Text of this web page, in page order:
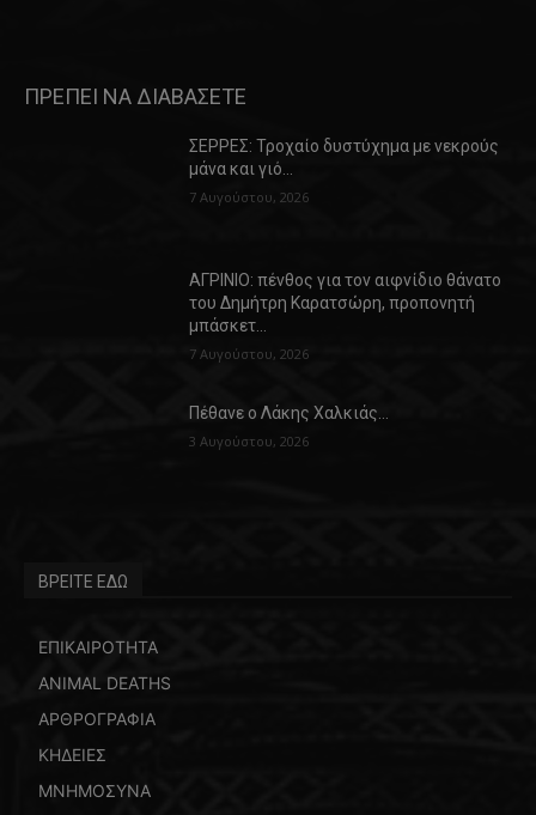
ΠΡΕΠΕΙ ΝΑ ΔΙΑΒΑΣΕΤΕ
ΣΕΡΡΕΣ: Τροχαίο δυστύχημα με νεκρούς
μάνα και γιό…
7 Αυγούστου, 2026
ΑΓΡΙΝΙΟ: πένθος για τον αιφνίδιο θάνατο
του Δημήτρη Καρατσώρη, προπονητή
μπάσκετ…
7 Αυγούστου, 2026
Πέθανε ο Λάκης Χαλκιάς…
3 Αυγούστου, 2026
ΒΡΕΙΤΕ ΕΔΩ
ΕΠΙΚΑΙΡΟΤΗΤΑ
ANIMAL DEATHS
ΑΡΘΡΟΓΡΑΦΙΑ
ΚΗΔΕΙΕΣ
ΜΝΗΜΟΣΥΝΑ